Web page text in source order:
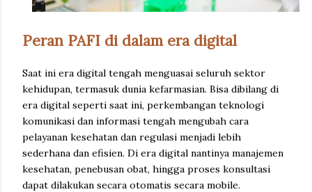
Peran PAFI di dalam era digital
Saat ini era digital tengah menguasai seluruh sektor
kehidupan, termasuk dunia kefarmasian. Bisa dibilang di
era digital seperti saat ini, perkembangan teknologi
komunikasi dan informasi tengah mengubah cara
pelayanan kesehatan dan regulasi menjadi lebih
sederhana dan efisien. Di era digital nantinya manajemen
kesehatan, penebusan obat, hingga proses konsultasi
dapat dilakukan secara otomatis secara mobile.